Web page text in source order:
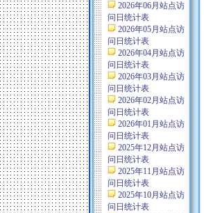
2026年06月站点访
问日统计表
2026年05月站点访
问日统计表
2026年04月站点访
问日统计表
2026年03月站点访
问日统计表
2026年02月站点访
问日统计表
2026年01月站点访
问日统计表
2025年12月站点访
问日统计表
2025年11月站点访
问日统计表
2025年10月站点访
问日统计表